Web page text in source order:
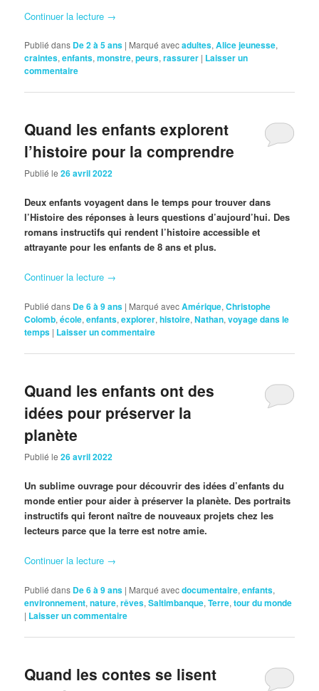
Continuer la lecture →
Publié dans De 2 à 5 ans | Marqué avecadultes,Alice jeunesse,
craintes,enfants,monstre,peurs,rassurer | Laisser un
commentaire
Quand les enfants explorent
l’histoire pour la comprendre
Publié le26 avril 2022
Deux enfants voyagent dans le temps pour trouver dans
l’Histoire des réponses à leurs questions d’aujourd’hui. Des
romans instructifs qui rendent l’histoire accessible et
attrayante pour les enfants de 8 ans et plus.
Continuer la lecture →
Publié dans De 6 à 9 ans | Marqué avecAmérique,Christophe
Colomb,école,enfants,explorer,histoire,Nathan,voyage dans le
temps | Laisser un commentaire
Quand les enfants ont des
idées pour préserver la
planète
Publié le26 avril 2022
Un sublime ouvrage pour découvrir des idées d’enfants du
monde entier pour aider à préserver la planète. Des portraits
instructifs qui feront naître de nouveaux projets chez les
lecteurs parce que la terre est notre amie.
Continuer la lecture →
Publié dans De 6 à 9 ans | Marqué avecdocumentaire,enfants,
environnement,nature,rêves,Saltimbanque,Terre,tour du monde
| Laisser un commentaire
Quand les contes se lisent